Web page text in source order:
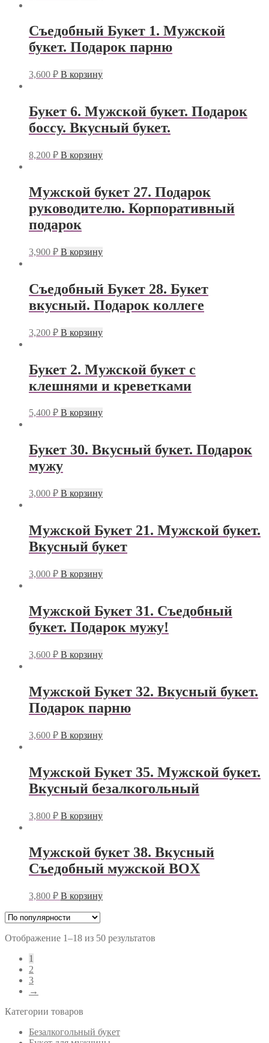
Съедобный Букет 1. Мужской
букет. Подарок парню
3,600 ₽ В корзину
Букет 6. Мужской букет. Подарок
боссу. Вкусный букет.
8,200 ₽ В корзину
Мужской букет 27. Подарок
руководителю. Корпоративный
подарок
3,900 ₽ В корзину
Съедобный Букет 28. Букет
вкусный. Подарок коллеге
3,200 ₽ В корзину
Букет 2. Мужской букет с
клешнями и креветками
5,400 ₽ В корзину
Букет 30. Вкусный букет. Подарок
мужу
3,000 ₽ В корзину
Мужской Букет 21. Мужской букет.
Вкусный букет
3,000 ₽ В корзину
Мужской Букет 31. Съедобный
букет. Подарок мужу!
3,600 ₽ В корзину
Мужской Букет 32. Вкусный букет.
Подарок парню
3,600 ₽ В корзину
Мужской Букет 35. Мужской букет.
Вкусный безалкогольный
3,800 ₽ В корзину
Мужской букет 38. Вкусный
Съедобный мужской BOX
3,800 ₽ В корзину
Отображение 1–18 из 50 результатов
1
2
3
→
Категории товаров
Безалкогольный букет